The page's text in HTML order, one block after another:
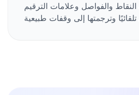
والفواصل وعلامات الترقيم